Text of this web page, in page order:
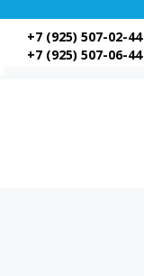
+7 (925) 507-02-44
+7 (925) 507-06-44